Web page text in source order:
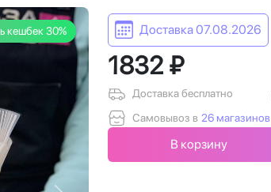
кешбек 30% Доставка 07.08.2026
1832 ₽
Доставка бесплатно
Самовывоз в 26 магазинов
В корзину